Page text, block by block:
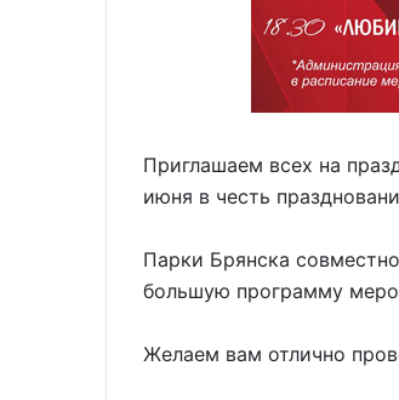
Приглашаем всех на
июня в честь
Парки Брянска
большую программу
Желаем вам отлично